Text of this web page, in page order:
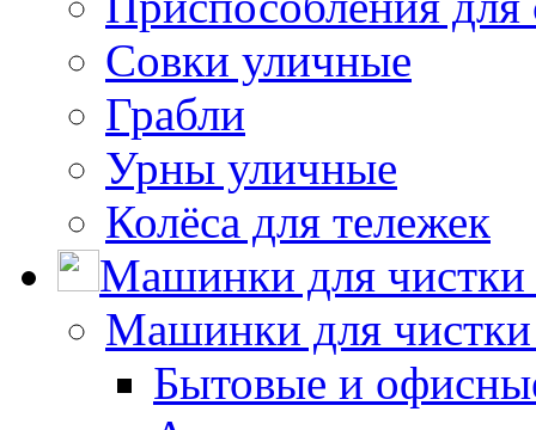
Совки уличные
Грабли
Урны уличные
Колёса для тележек
Машинки для чистки
Машинки для
Бытовые и